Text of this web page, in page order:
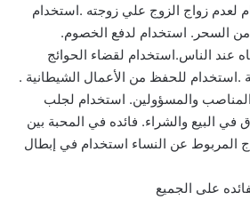
لعدم زواج الزوج علي زوجته .استخدام
من السحر. استخدام لدفع الخصوم.
عند الناس.استخدام لقضاء الحوائج
.استخدام للحفظ من الأعمال الشيطانية .
والمسؤولين. استخدام لجلب
في البيع والشراء. فائده في المحبة بين
المربوط عن النساء استخدام في إبطال
على الجميع